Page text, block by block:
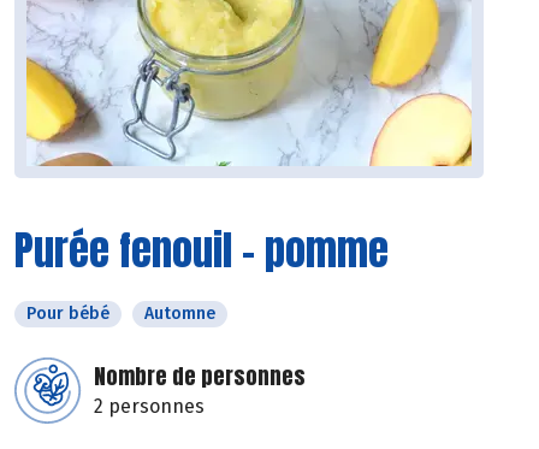
Purée fenouil - pomme
Pour bébé Automne
Nombre de personnes
2 personnes